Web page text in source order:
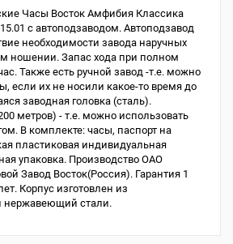
Часы Восток Амфибия Классика
с автоподзаводом. Автоподзавод
необходимости завода наручных
ношении. Запас хода при полном
Также есть ручной завод -т.е. можно
если их не носили какое-то время до
заводная головка (сталь).
метров) - т.е. можно использовать
В комплекте: часы, паспорт на
пластиковая индивидуальная
упаковка. Производство ОАО
Завод Восток(Россия). Гарантия 1
Корпус изготовлен из
нержавеющий стали.